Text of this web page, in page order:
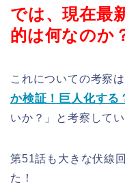
では、現在最
的は何なのか
これについての考察は
か検証！巨人化する
いか？」と考察して
第51話も大きな伏線
た！